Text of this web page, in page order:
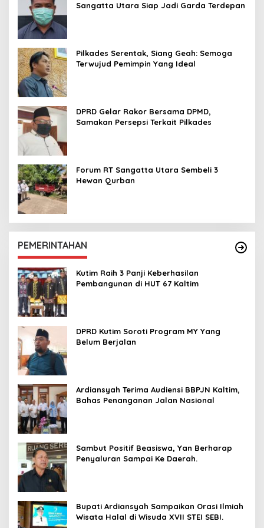
Sangatta Utara Siap Jadi Garda Terdepan
Pilkades Serentak, Siang Geah: Semoga
Terwujud Pemimpin Yang Ideal
DPRD Gelar Rakor Bersama DPMD,
Samakan Persepsi Terkait Pilkades
Forum RT Sangatta Utara Sembeli 3
Hewan Qurban
PEMERINTAHAN
Kutim Raih 3 Panji Keberhasilan
Pembangunan di HUT 67 Kaltim
DPRD Kutim Soroti Program MY Yang
Belum Berjalan
Ardiansyah Terima Audiensi BBPJN Kaltim,
Bahas Penanganan Jalan Nasional
Sambut Positif Beasiswa, Yan Berharap
Penyaluran Sampai Ke Daerah.
Bupati Ardiansyah Sampaikan Orasi Ilmiah
Wisata Halal di Wisuda XVII STEI SEBI.